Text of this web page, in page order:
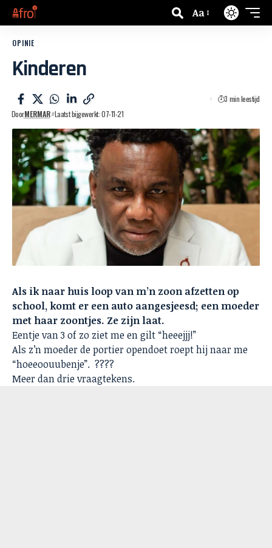
Aa
OPINIE
Kinderen
DoorMERMAR Laatst bijgewerkt: 07-11-21
3 min leestijd
Als ik naar huis loop van m’n zoon afzetten op
school, komt er een auto aangesjeesd; een moeder
met haar zoontjes. Ze zijn laat.
Eentje van 3 of zo ziet me en gilt “heeejjj!”
Als z’n moeder de portier opendoet roept hij naar me
“hoeeoouubenje”. ????
Meer dan drie vraagtekens.